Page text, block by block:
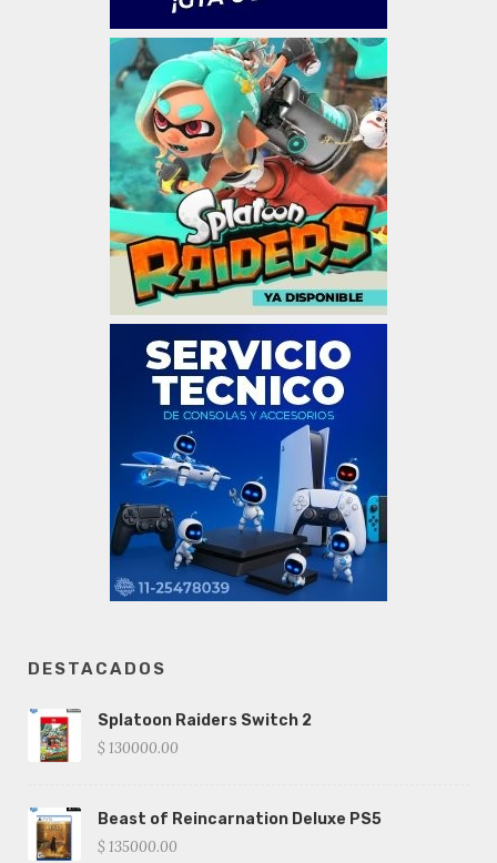
DESTACADOS
Splatoon Raiders Switch 2
$ 130000.00
Beast of Reincarnation Deluxe PS5
$ 135000.00